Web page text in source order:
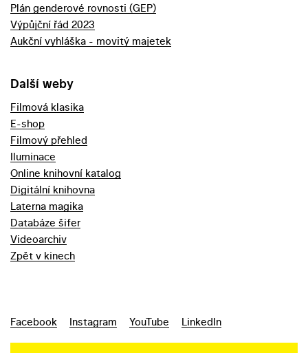
Plán genderové rovnosti (GEP)
Výpůjční řád 2023
Aukční vyhláška - movitý majetek
Další weby
Filmová klasika
E-shop
Filmový přehled
Iluminace
Online knihovní katalog
Digitální knihovna
Laterna magika
Databáze šifer
Videoarchiv
Zpět v kinech
Facebook Instagram YouTube LinkedIn